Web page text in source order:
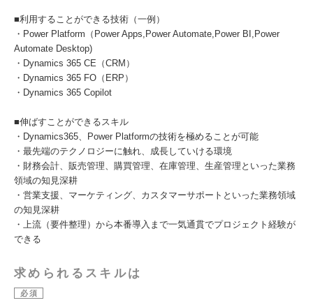
■利用することができる技術（一例）
・Power Platform（Power Apps,Power Automate,Power BI,Power
Automate Desktop)
・Dynamics 365 CE（CRM）
・Dynamics 365 FO（ERP）
・Dynamics 365 Copilot
■伸ばすことができるスキル
・Dynamics365、Power Platformの技術を極めることが可能
・最先端のテクノロジーに触れ、成長していける環境
・財務会計、販売管理、購買管理、在庫管理、生産管理といった業務
領域の知見深耕
・営業支援、マーケティング、カスタマーサポートといった業務領域
の知見深耕
・上流（要件整理）から本番導入まで一気通貫でプロジェクト経験が
できる
求められるスキルは
必須